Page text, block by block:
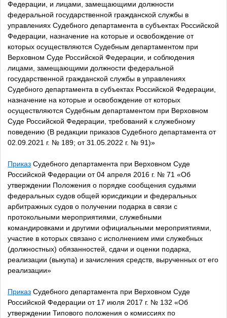
Федерации, и лицами, замещающими должности
федеральной государственной гражданской службы в
управлениях Судебного департамента в субъектах Российской
Федерации, назначение на которые и освобождение от
которых осуществляются Судебным департаментом при
Верховном Суде Российской Федерации, и соблюдения
лицами, замещающими должности федеральной
государственной гражданской службы в управлениях
Судебного департамента в субъектах Российской Федерации,
назначение на которые и освобождение от которых
осуществляются Судебным департаментом при Верховном
Суде Российской Федерации, требований к служебному
поведению (В редакции приказов Судебного департамента от
02.09.2021 г. № 189; от 31.05.2022 г. № 91)»
Приказ Судебного департамента при Верховном Суде
Российской Федерации от 04 апреля 2016 г. № 71 «Об
утверждении Положения о порядке сообщения судьями
федеральных судов общей юрисдикции и федеральных
арбитражных судов о получении подарка в связи с
протокольными мероприятиями, служебными
командировками и другими официальными мероприятиями,
участие в которых связано с исполнением ими служебных
(должностных) обязанностей, сдачи и оценки подарка,
реализации (выкупа) и зачисления средств, вырученных от его
реализации»
Приказ Судебного департамента при Верховном Суде
Российской Федерации от 17 июля 2017 г. № 132 «Об
утверждении Типового положения о комиссиях по